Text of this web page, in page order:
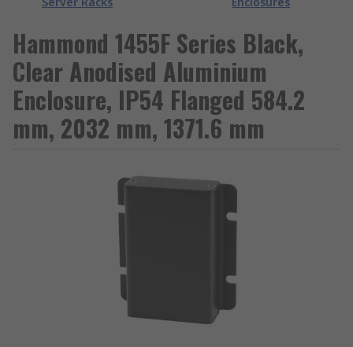
Hammond 1455F Series Black,
Clear Anodised Aluminium
Enclosure, IP54 Flanged 584.2
mm, 2032 mm, 1371.6 mm